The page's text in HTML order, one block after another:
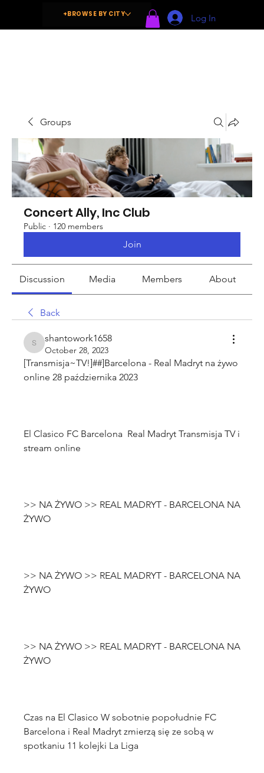
+BROWSE BY CITY Log In
Groups
Concert Ally, Inc Club
Public · 120 members
Join
Discussion Media Members About
Back
shantowork1658
shantowork1658
October 28, 2023
[Transmisja~TV!]##]Barcelona - Real Madryt na żywo
El Clasico FC Barcelona  Real Madryt Transmisja TV i
>> NA ŻYWO >> REAL MADRYT - BARCELONA NA
>> NA ŻYWO >> REAL MADRYT - BARCELONA NA
>> NA ŻYWO >> REAL MADRYT - BARCELONA NA
Czas na El Clasico W sobotnie popołudnie FC
Barcelona i Real Madryt zmierzą się ze sobą w